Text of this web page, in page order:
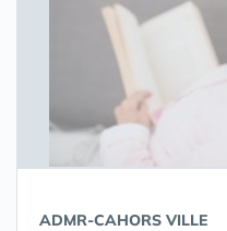
ADMR-CAHORS VILLE